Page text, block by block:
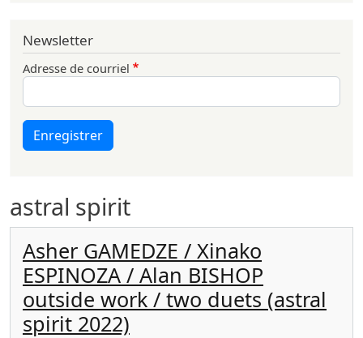
astral spirit
Asher GAMEDZE / Xinako
ESPINOZA / Alan BISHOP
outside work / two duets (astral
spirit 2022)
Newsletter
Adresse de courriel
Enregistrer